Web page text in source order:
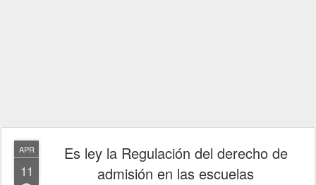
APR
11
Es ley la Regulación del derecho de
admisión en las escuelas